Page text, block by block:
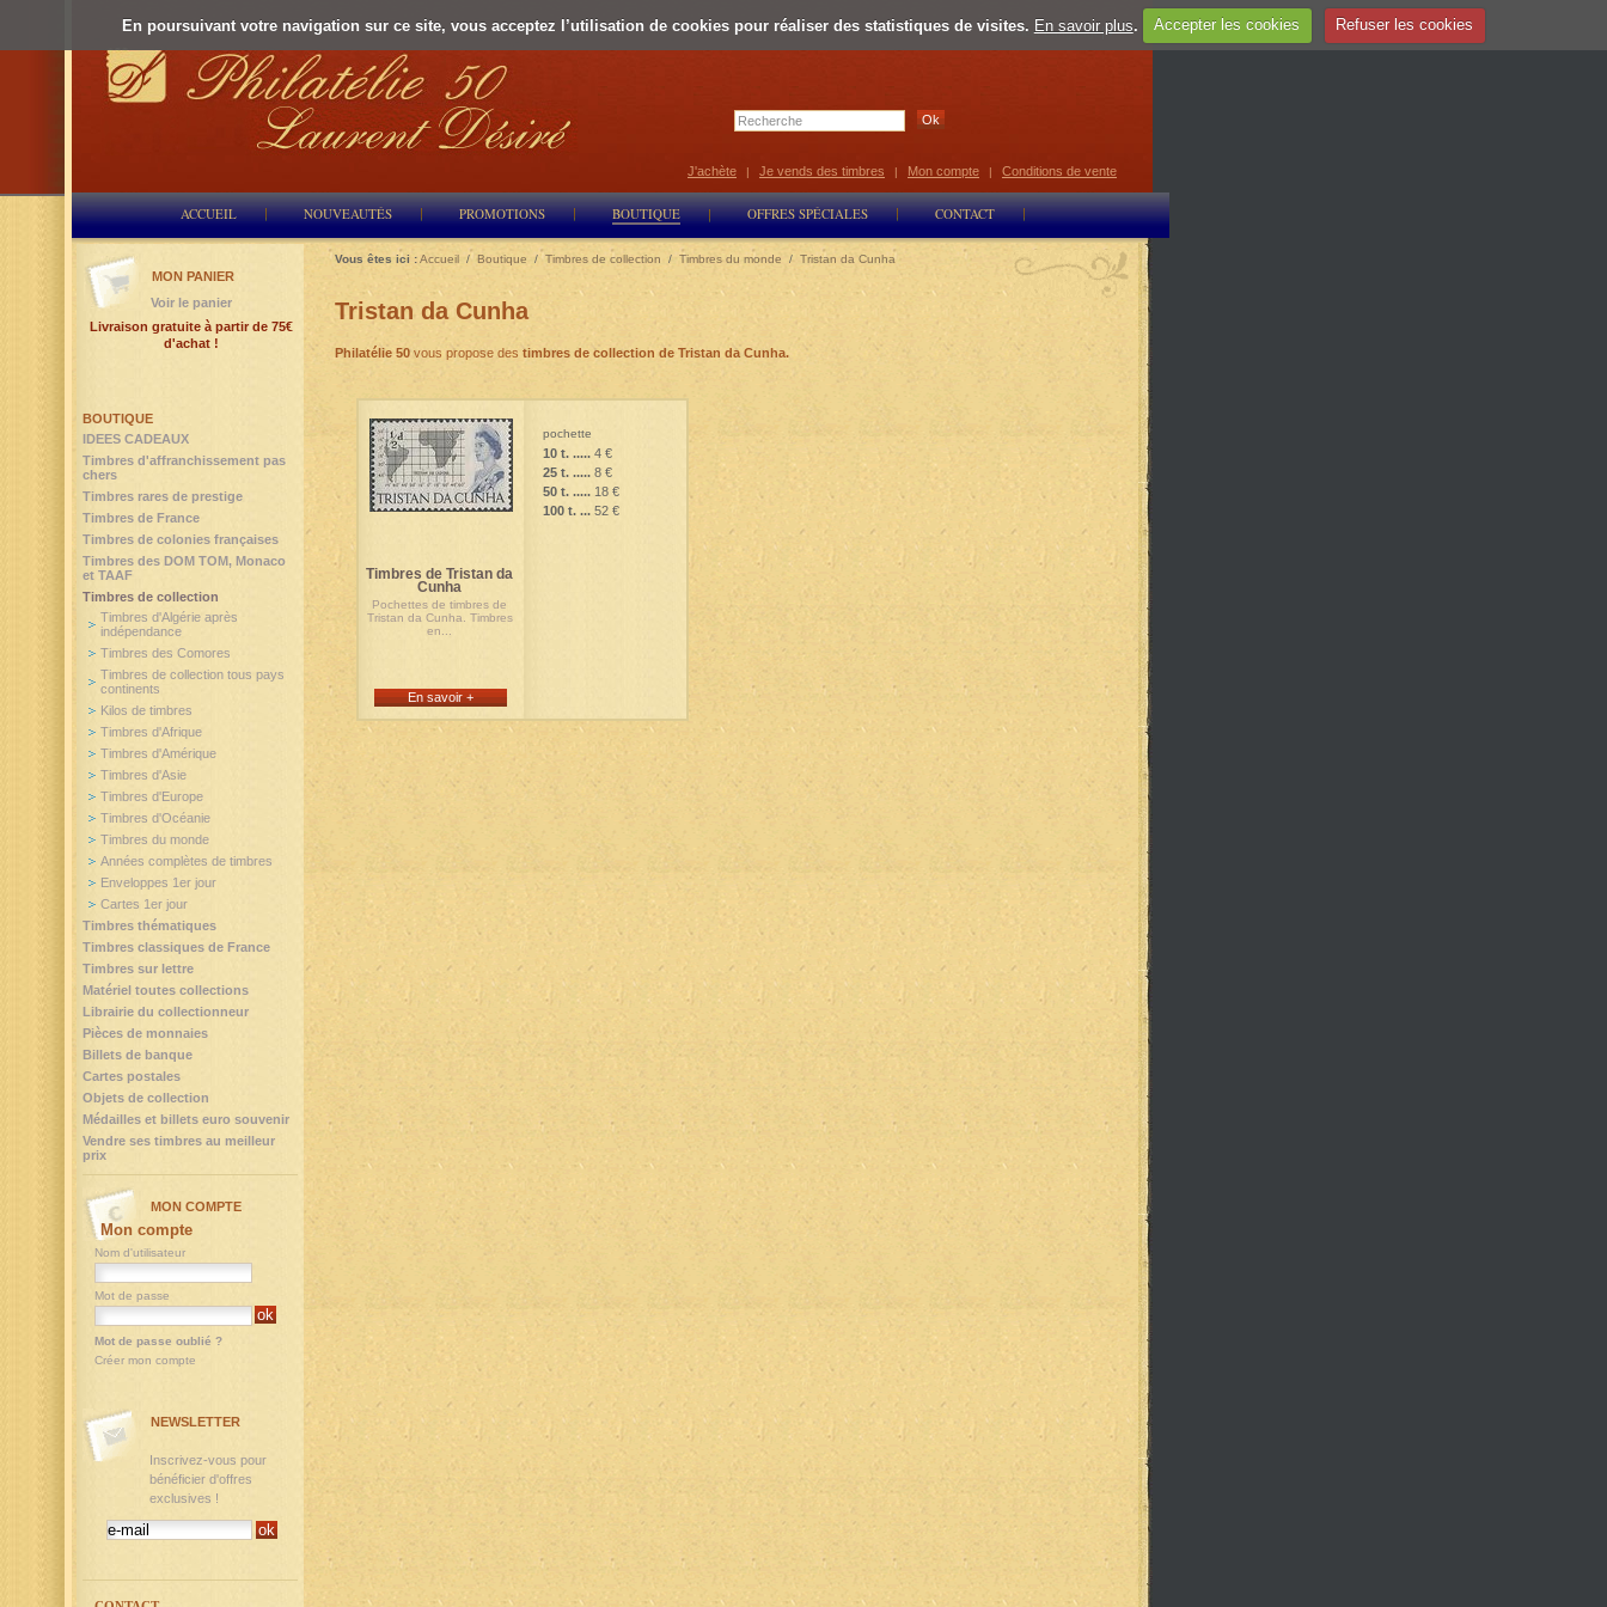
En poursuivant votre navigation sur ce site, vous acceptez l’utilisation de cookies pour réaliser des statistiques de visites. En savoir plus. Accepter les cookies Refuser les cookies
Select Language ▼
ACCUEIL NOUVEAUTÉS PROMOTIONS BOUTIQUE OFFRES SPÉCIALES CONTACT
J'achète | Je vends des timbres | Mon compte | Conditions de vente
Vous êtes ici :Accueil / Boutique /Timbres de collection / Timbres du monde / Tristan da Cunha
Tristan da Cunha
Philatélie 50 vous propose des timbres de collection de Tristan da Cunha.
pochette
10 t. ..... 4 €
25 t. ..... 8 €
50 t. ..... 18 €
100 t. ... 52 €
Timbres de Tristan da
Cunha
Pochettes de timbres de
Tristan da Cunha. Timbres
en...
En savoir +
BOUTIQUE
IDEES CADEAUX
Timbres d'affranchissement pas
chers
Timbres rares de prestige
Timbres de France
Timbres de colonies françaises
Timbres des DOM TOM, Monaco
et TAAF
Timbres de collection
Timbres d'Algérie après
indépendance
Timbres des Comores
Timbres de collection tous pays
continents
Kilos de timbres
Timbres d'Afrique
Timbres d'Amérique
Timbres d'Asie
Timbres d'Europe
Timbres d'Océanie
Timbres du monde
Années complètes de timbres
Enveloppes 1er jour
Cartes 1er jour
Timbres thématiques
Timbres classiques de France
Timbres sur lettre
Matériel toutes collections
Librairie du collectionneur
Pièces de monnaies
Billets de banque
Cartes postales
Objets de collection
Médailles et billets euro souvenir
Vendre ses timbres au meilleur
prix
MON PANIER
Voir le panier
Livraison gratuite à partir de 75€
d'achat !
MON COMPTE
Mon compte
Nom d'utilisateur
Mot de passe
Mot de passe oublié ?
Créer mon compte
NEWSLETTER
Inscrivez-vous pour
bénéficier d'offres
exclusives !